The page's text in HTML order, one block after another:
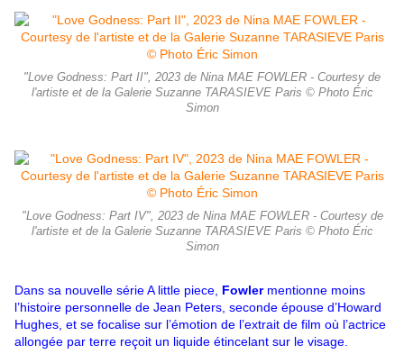
"Love Godness: Part II", 2023 de Nina MAE FOWLER - Courtesy de
l'artiste et de la Galerie Suzanne TARASIEVE Paris © Photo Éric
Simon
"Love Godness: Part IV", 2023 de Nina MAE FOWLER - Courtesy de
l'artiste et de la Galerie Suzanne TARASIEVE Paris © Photo Éric
Simon
Dans sa nouvelle série A little piece, Fowler mentionne moins
l’histoire personnelle de Jean Peters, seconde épouse d’Howard
Hughes, et se focalise sur l’émotion de l’extrait de film où l’actrice
allongée par terre reçoit un liquide étincelant sur le visage.